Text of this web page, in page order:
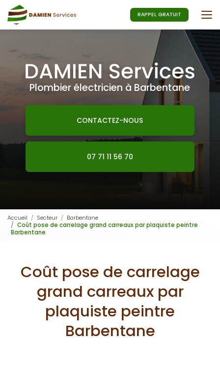
au
contenu
principal
RAPPEL GRATUIT
Plombier électricien à Barbentane
CONTACTEZ-NOUS
07 71 11 56 70
Accueil Secteur
Barbentane
Coût pose de carrelage grand carreaux par plaquiste peintre
Barbentane
Coût pose de carrelage
grand carreaux par
plaquiste peintre
Barbentane